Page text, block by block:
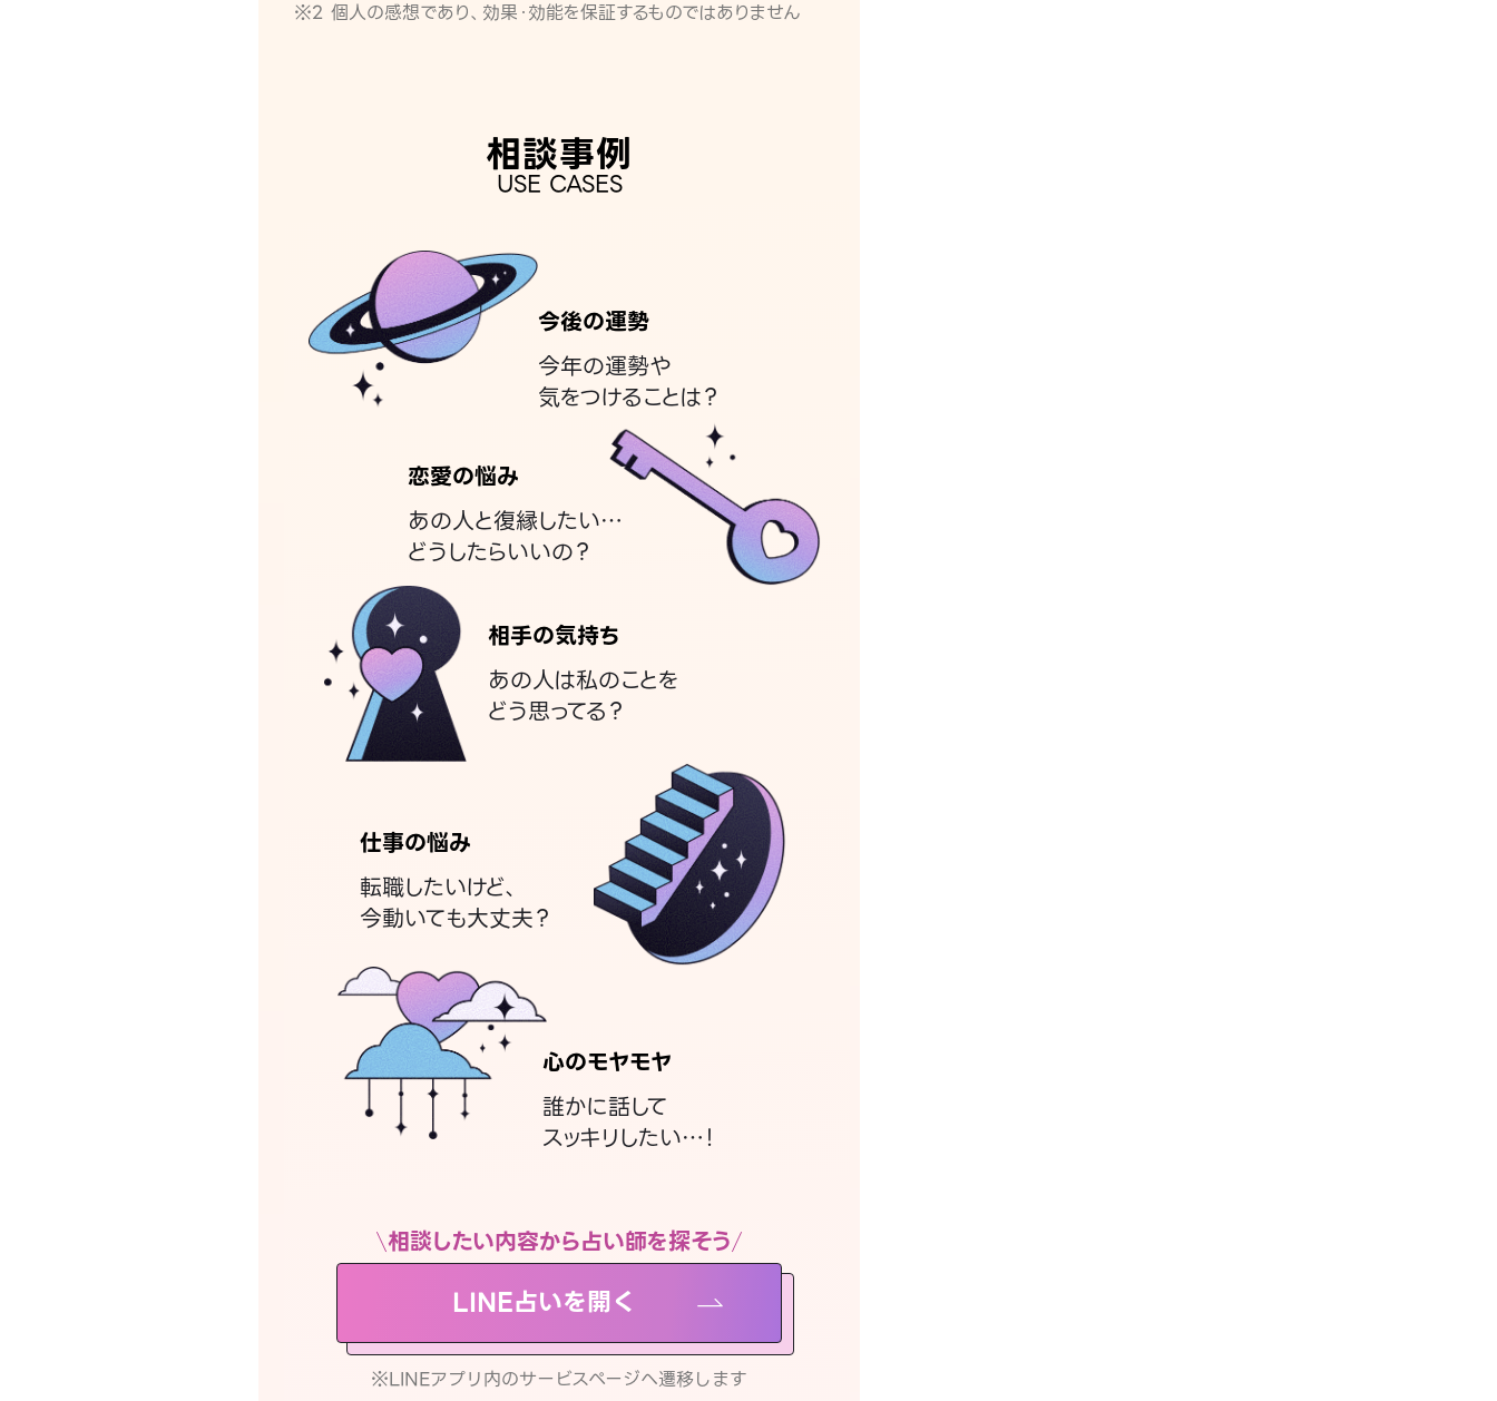
※2 個人の感想であり、効果・効能を保証するものではありません
相談事例
USE CASES
今後の運勢
今年の運勢や
気をつけることは？
恋愛の悩み
あの人と復縁したい…
どうしたらいいの？
相手の気持ち
あの人は私のことを
どう思ってる？
仕事の悩み
転職したいけど、
今動いても大丈夫？
心のモヤモヤ
誰かに話して
スッキリしたい…！
相談したい内容から占い師を探そう
LINE占いを開く
※LINEアプリ内のサービスページへ遷移します